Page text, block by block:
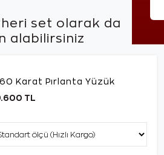
set olarak da
alabilirsiniz
Karat Pırlanta Yüzük
TL